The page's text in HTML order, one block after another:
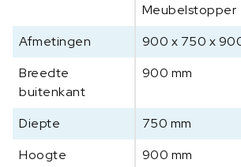
Meubelstopper
Afmetingen
900 x 750 x
Breedte
buitenkant
900 mm
Diepte
750 mm
Hoogte
900 mm